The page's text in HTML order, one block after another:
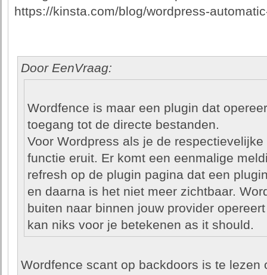
https://kinsta.com/blog/wordpress-
Door EenVraag:
Wordfence is maar een plugin dat
toegang tot de directe bestanden.
Voor Wordpress als je de
functie eruit. Er komt een eenmalige
refresh op de plugin pagina dat een
en daarna is het niet meer zichtbaar.
buiten naar binnen jouw provider
kan niks voor je betekenen as it should.
Wordfence scant op backdoors is te lezen